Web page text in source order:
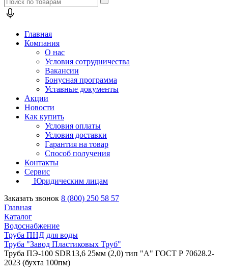
Главная
Компания
О нас
Условия сотрудничества
Вакансии
Бонусная программа
Уставные документы
Акции
Новости
Как купить
Условия оплаты
Условия доставки
Гарантия на товар
Способ получения
Контакты
Сервис
Юридическим лицам
Заказать звонок 8 (800) 250 58 57
Главная
Каталог
Водоснабжение
Труба ПНД для воды
Труба "Завод Пластиковых Труб"
Труба ПЭ-100 SDR13,6 25мм (2,0) тип "А" ГОСТ Р 70628.2-
2023 (бухта 100пм)